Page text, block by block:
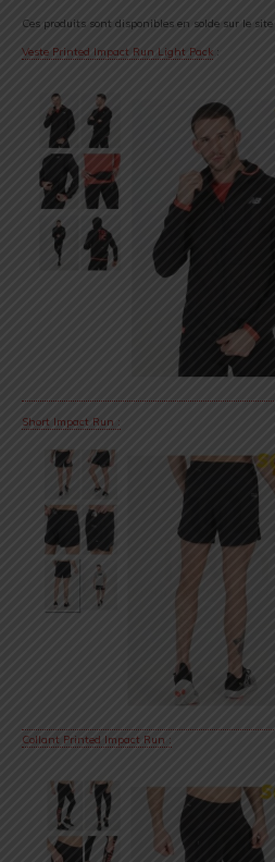
Ces produits sont disponibles en solde sur le site
Veste Printed Impact Run Light Pack
Short Impact Run :
Collant Printed Impact Run :